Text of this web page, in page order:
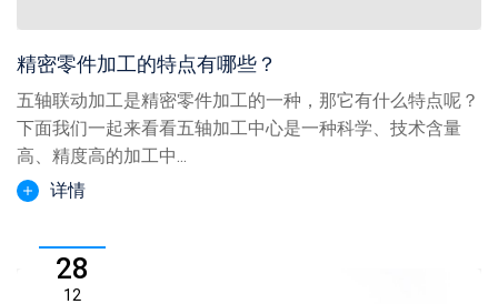
精密零件加工的特点有哪些？
五轴联动加工是精密零件加工的一种，那它有什么特点呢？
下面我们一起来看看五轴加工中心是一种科学、技术含量
高、精度高的加工中...
详情
28
12